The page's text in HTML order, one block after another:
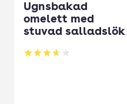
Ugnsbakad
omelett med
stuvad salladslök
Betyg: 3.67 av 5